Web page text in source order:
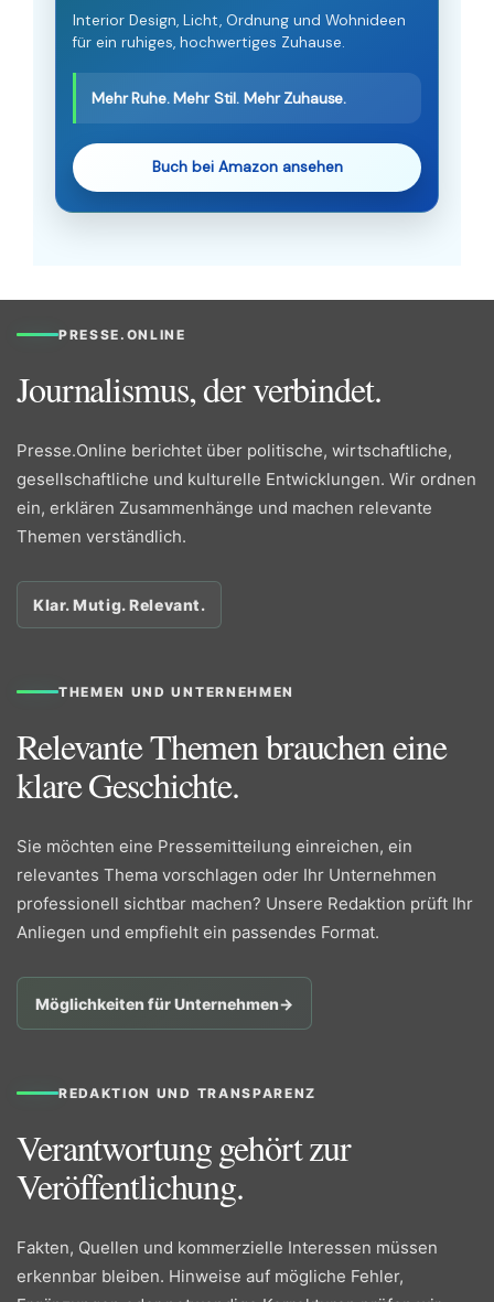
Interior Design, Licht, Ordnung und Wohnideen
für ein ruhiges, hochwertiges Zuhause.
Mehr Ruhe. Mehr Stil. Mehr Zuhause.
Buch bei Amazon ansehen
PRESSE.ONLINE
Journalismus, der verbindet.
Presse.Online berichtet über politische, wirtschaftliche,
gesellschaftliche und kulturelle Entwicklungen. Wir ordnen
ein, erklären Zusammenhänge und machen relevante
Themen verständlich.
Klar. Mutig. Relevant.
THEMEN UND UNTERNEHMEN
Relevante Themen brauchen eine
klare Geschichte.
Sie möchten eine Pressemitteilung einreichen, ein
relevantes Thema vorschlagen oder Ihr Unternehmen
professionell sichtbar machen? Unsere Redaktion prüft Ihr
Anliegen und empfiehlt ein passendes Format.
Möglichkeiten für Unternehmen→
REDAKTION UND TRANSPARENZ
Verantwortung gehört zur
Veröffentlichung.
Fakten, Quellen und kommerzielle Interessen müssen
erkennbar bleiben. Hinweise auf mögliche Fehler,